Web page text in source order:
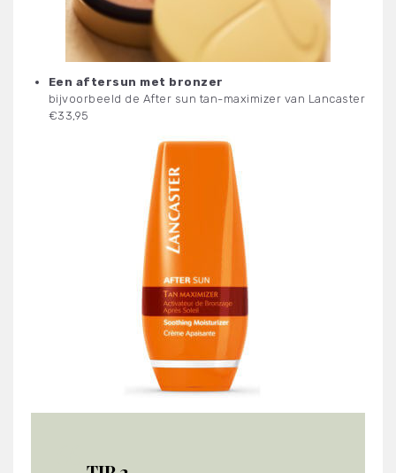
Een aftersun met bronzer
bijvoorbeeld de After sun tan-maximizer van Lancaster
€33,95